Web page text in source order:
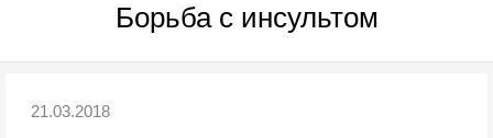
Борьба с инсультом
21.03.2018